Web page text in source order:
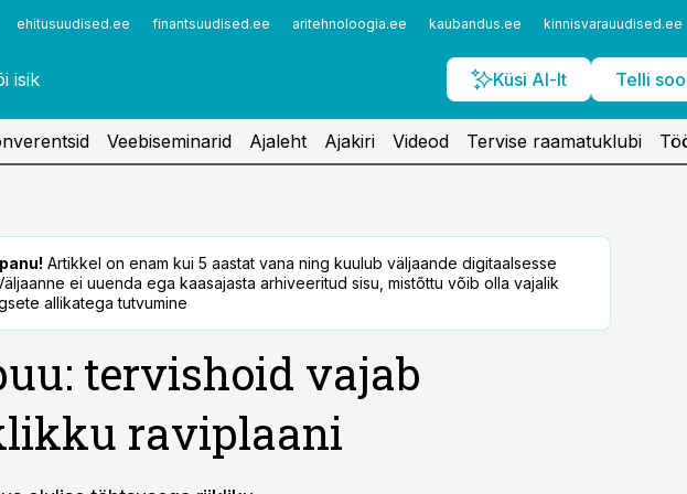
ehitusuudised.ee finantsuudised.ee aritehnoloogia.ee kaubandus.ee kinnisvarauudised.ee
Küsi AI-lt Telli
Veebiseminarid Ajaleht Ajakiri Videod Tervise raamatuklubi
Artikkel on enam kui 5 aastat vana ning kuulub väljaande digitaalsesse
ei uuenda ega kaasajasta arhiveeritud sisu, mistõttu võib olla vajalik
allikatega tutvumine
tervishoid vajab
raviplaani